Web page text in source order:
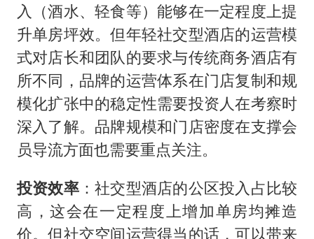
入（酒水、轻食等）能够在一定程度上提
升单房坪效。但年轻社交型酒店的运营模
式对店长和团队的要求与传统商务酒店有
所不同，品牌的运营体系在门店复制和规
模化扩张中的稳定性需要投资人在考察时
深入了解。品牌规模和门店密度在支撑会
员导流方面也需要重点关注。
投资效率：社交型酒店的公区投入占比较
高，这会在一定程度上增加单房均摊造
价。但社交空间运营得当的话，可以带来